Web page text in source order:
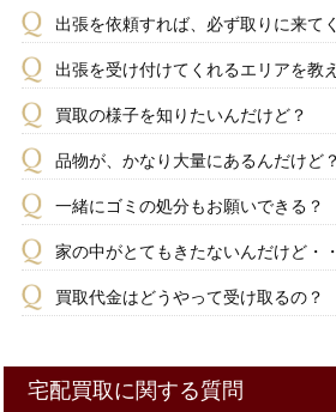
出張を依頼すれば、必ず取りに来て
出張を受け付けてくれるエリアを教
買取の様子を知りたいんだけど？
品物が、かなり大量にあるんだけど？
一緒にゴミの処分もお願いできる？
家の中がとてもきたないんだけど・・
買取代金はどうやって受け取るの？
宅配買取に関する質問